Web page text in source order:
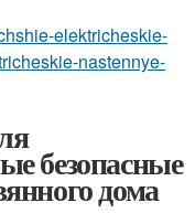
elektricheskie-
nastennye-
безопасные
дома